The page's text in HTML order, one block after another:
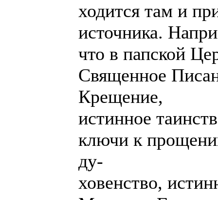
ходится там и
источника.
что в папской
Священное
Крещение,
истинное
ключи к
ду-
ховенство,